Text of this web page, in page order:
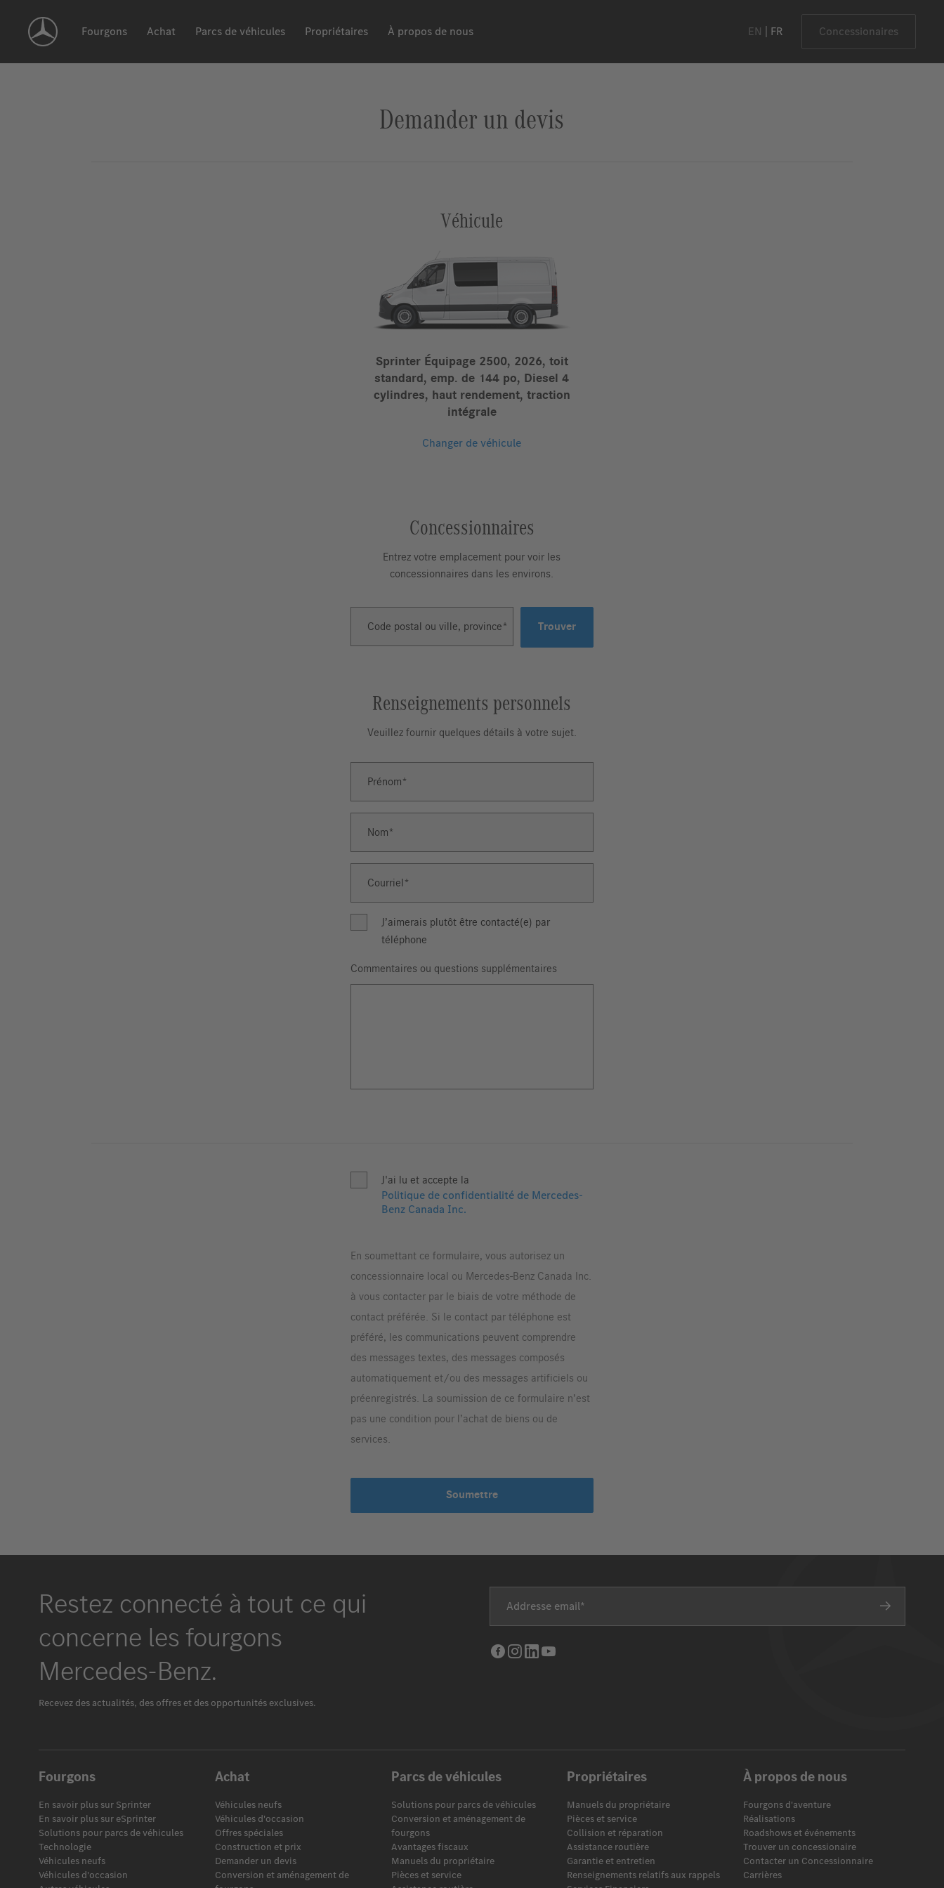
Navigation
Fourgons Achat Parcs de véhicules Propriétaires À propos de nous EN FR Concessionaires
Demander un devis
Véhicule
Changer de véhicule
Sprinter Équipage 2500, 2026, toit
standard, emp. de 144 po, Diesel 4
cylindres, haut rendement, traction
intégrale
Concessionnaires
Entrez votre emplacement pour voir les
concessionnaires dans les environs.
Code postal ou ville, province Trouver
Renseignements personnels
Veuillez fournir quelques détails à votre sujet.
Prénom
Prénom
Nom
Nom
Courriel
Courriel
J’aimerais plutôt être contacté(e) par
téléphone
Commentaires ou questions supplémentaires
J'ai lu et accepte la
Politique de confidentialité de Mercedes-
Benz Canada Inc.
En soumettant ce formulaire, vous autorisez un
concessionnaire local ou Mercedes-Benz Canada Inc.
à vous contacter par le biais de votre méthode de
contact préférée. Si le contact par téléphone est
préféré, les communications peuvent comprendre
des messages textes, des messages composés
automatiquement et/ou des messages artificiels ou
préenregistrés. La soumission de ce formulaire n’est
pas une condition pour l’achat de biens ou de
services.
Soumettre
Restez connecté à tout ce qui
concerne les fourgons
Mercedes-Benz.
Recevez des actualités, des offres et des opportunités exclusives.
Addresse email
Facebook
Instagram
LinkedIn
Fourgons
En savoir plus sur Sprinter
En savoir plus sur eSprinter
Solutions pour parcs de véhicules
Technologie
Véhicules neufs
Véhicules d'occasion
Achat
Véhicules neufs
Véhicules d'occasion
Offres spéciales
Construction et prix
Demander un devis
Conversion et aménagement de
Parcs de véhicules
Solutions pour parcs de véhicules
Conversion et aménagement de
fourgons
Avantages fiscaux
Manuels du propriétaire
Pièces et service
Propriétaires
Manuels du propriétaire
Pièces et service
Collision et réparation
Assistance routière
Garantie et entretien
Renseignements relatifs aux rappels
À propos de nous
Fourgons d'aventure
Réalisations
Roadshows et événements
Trouver un concessionaire
Contacter un Concessionnaire
Carrières